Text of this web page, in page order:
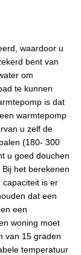
waardoor u
bent van
om
te kunnen
is dat
warmtepomp
u zelf de
(180- 300
u goed douchen
het berekenen
capaciteit is er
dat een
een
woning moet
van 15 graden
temperatuur